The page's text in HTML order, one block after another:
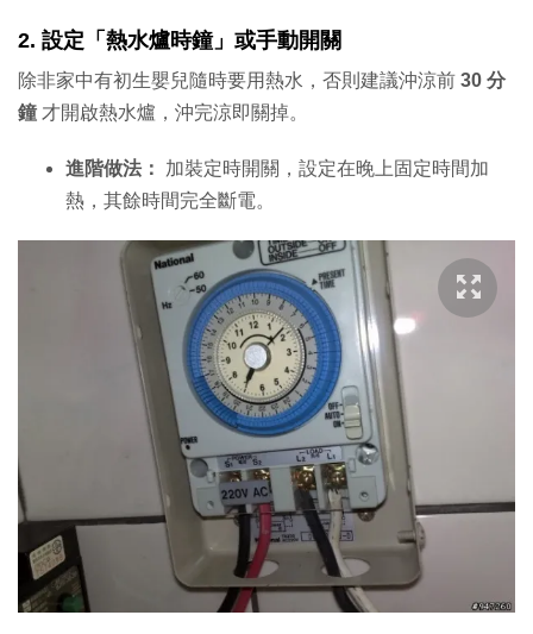
2. 設定「熱水爐時鐘」或手動開關
除非家中有初生嬰兒隨時要用熱水，否則建議沖涼前 30 分
鐘 才開啟熱水爐，沖完涼即關掉。
進階做法：
加裝定時開關，設定在晚上固定時間加
熱，其餘時間完全斷電。